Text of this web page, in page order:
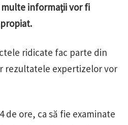
informații vor fi
ridicate fac parte din
rezultatele expertizelor vor
de ore, ca să fie examinate